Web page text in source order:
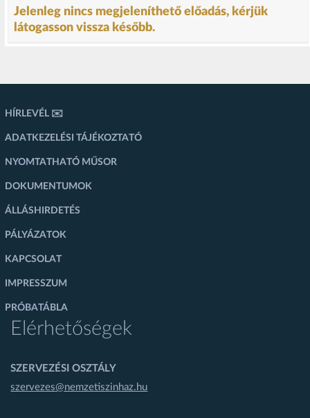
Jelenleg nincs megjeleníthető előadás, kérjük
látogasson vissza később.
HÍRLEVÉL ✉️
ADATKEZELÉSI TÁJÉKOZTATÓ
NYOMTATHATÓ MŰSOR
DOKUMENTUMOK
ÁLLÁSHIRDETÉS
PÁLYÁZATOK
KAPCSOLAT
IMPRESSZUM
PRÓBATÁBLA
Elérhetőségek
SZERVEZÉSI OSZTÁLY
szervezes@nemzetiszinhaz.hu